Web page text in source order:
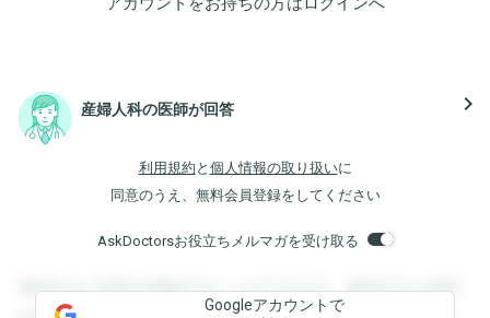
産婦人科の医師が回答 navigate_next
利用規約 と 個人情報の取り扱いに
同意のうえ、無料会員登録をしてください
AskDoctorsお役立ちメルマガを受け取る
登録すると回答を閲覧することができます。登録すると回答
Googleアカウントで